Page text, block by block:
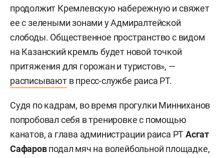
продолжит Кремлевскую набережную и свяжет
ее с зелеными зонами у Адмиралтейской
слободы. Общественное пространство с видом
на Казанский кремль будет новой точкой
притяжения для горожан и туристов», —
расписываютв пресс-службе раиса РТ.
Судя по кадрам, во время прогулки Минниханов
попробовал себя в тренировке с помощью
канатов, а глава администрации раиса РТАсгат
Сафаровподал мяч на волейбольной площадке,